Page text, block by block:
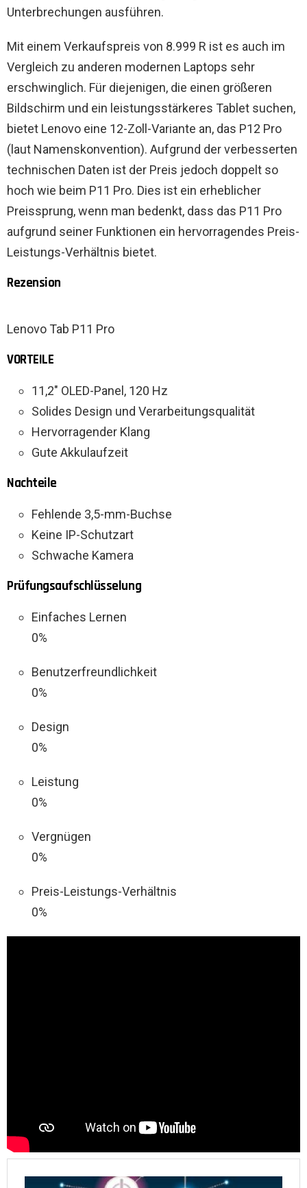
Unterbrechungen ausführen.
Mit einem Verkaufspreis von 8.999 R ist es auch im
Vergleich zu anderen modernen Laptops sehr
erschwinglich. Für diejenigen, die einen größeren
Bildschirm und ein leistungsstärkeres Tablet suchen,
bietet Lenovo eine 12-Zoll-Variante an, das P12 Pro
(laut Namenskonvention). Aufgrund der verbesserten
technischen Daten ist der Preis jedoch doppelt so
hoch wie beim P11 Pro. Dies ist ein erheblicher
Preissprung, wenn man bedenkt, dass das P11 Pro
aufgrund seiner Funktionen ein hervorragendes Preis-
Leistungs-Verhältnis bietet.
Rezension
Lenovo Tab P11 Pro
VORTEILE
11,2″ OLED-Panel, 120 Hz
Solides Design und Verarbeitungsqualität
Hervorragender Klang
Gute Akkulaufzeit
Nachteile
Fehlende 3,5-mm-Buchse
Keine IP-Schutzart
Schwache Kamera
Prüfungsaufschlüsselung
Einfaches Lernen
0%
Benutzerfreundlichkeit
0%
Design
0%
Leistung
0%
Vergnügen
0%
Preis-Leistungs-Verhältnis
0%